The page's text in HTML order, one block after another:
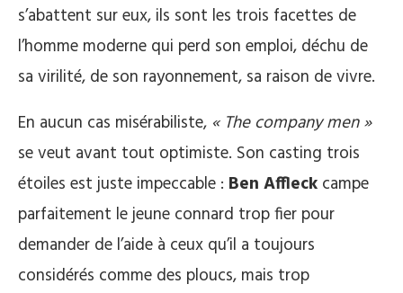
s’abattent sur eux, ils sont les trois facettes de
l’homme moderne qui perd son emploi, déchu de
sa virilité, de son rayonnement, sa raison de vivre.
En aucun cas misérabiliste, « The company men »
se veut avant tout optimiste. Son casting trois
étoiles est juste impeccable : Ben Affleck campe
parfaitement le jeune connard trop fier pour
demander de l’aide à ceux qu’il a toujours
considérés comme des ploucs, mais trop